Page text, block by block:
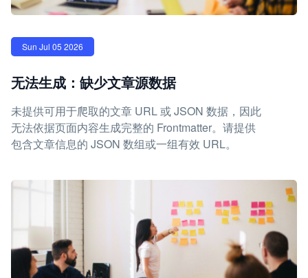
Sun Jul 05 2026
无法生成：缺少文章源数据
未提供可用于爬取的文章 URL 或 JSON 数据，因此
无法依据页面内容生成完整的 Frontmatter。请提供
包含文章信息的 JSON 数组或一组有效 URL。